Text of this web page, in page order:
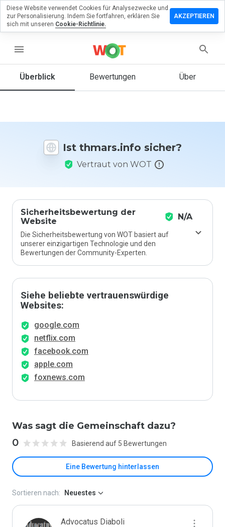
menu
Überblick Bewertungen Über
Ist thmars.info sicher?
Vertraut von WOT
Sicherheitsbewertung der
Website
N/A
Die Sicherheitsbewertung von WOT basiert auf
unserer einzigartigen Technologie und den
Bewertungen der Community-Experten.
Siehe beliebte vertrauenswürdige
Websites:
google.com
netflix.com
facebook.com
apple.com
foxnews.com
Was sagt die Gemeinschaft dazu?
0 Basierend auf 5 Bewertungen
Eine Bewertung hinterlassen
eine
würden
Sortieren nach: Neuestes
Advocatus Diaboli
Diese Website verwendet Cookies für Analysezwecke und
zur Personalisierung. Indem Sie fortfahren, erklären Sie
sich mit unseren Cookie-Richtlinie.
AKZEPTIEREN